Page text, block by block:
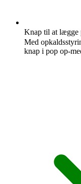
Knap til at lægge
Med
knap i pop op-